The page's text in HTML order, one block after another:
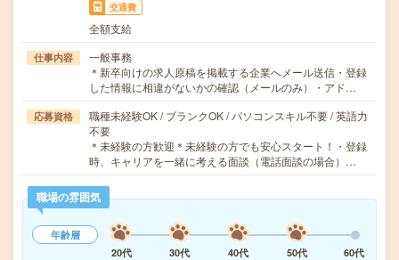
交通費
全額支給
仕事内容
一般事務
＊新卒向けの求人原稿を掲載する企業へメール送信・登録
した情報に相違がないかの確認（メールのみ）・アド…
応募資格
職種未経験OK / ブランクOK / パソコンスキル不要 / 英語力
不要
＊未経験の方歓迎＊未経験の方でも安心スタート！・登録
時、キャリアを一緒に考える面談（電話面談の場合）…
職場の雰囲気
年齢層
20代
30代 40代 50代
60代